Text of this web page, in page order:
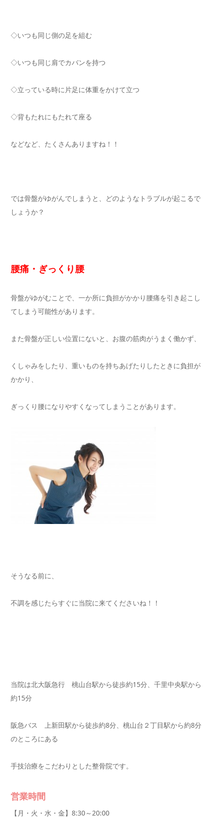
◇いつも同じ側の足を組む
◇いつも同じ肩でカバンを持つ
◇立っている時に片足に体重をかけて立つ
◇背もたれにもたれて座る
などなど、たくさんありますね！！
では骨盤がゆがんでしまうと、どのようなトラブルが起こるで
しょうか？
腰痛・ぎっくり腰
骨盤がゆがむことで、一か所に負担がかかり腰痛を引き起こし
てしまう可能性があります。
また骨盤が正しい位置にないと、お腹の筋肉がうまく働かず、
くしゃみをしたり、重いものを持ちあげたりしたときに負担が
かかり、
ぎっくり腰になりやすくなってしまうことがあります。
そうなる前に、
不調を感じたらすぐに当院に来てくださいね！！
当院は北大阪急行 桃山台駅から徒歩約15分、千里中央駅から
約15分
阪急バス 上新田駅から徒歩約8分、桃山台２丁目駅から約8分
のところにある
手技治療をこだわりとした整骨院です。
営業時間
【月・火・水・金】8:30～20:00